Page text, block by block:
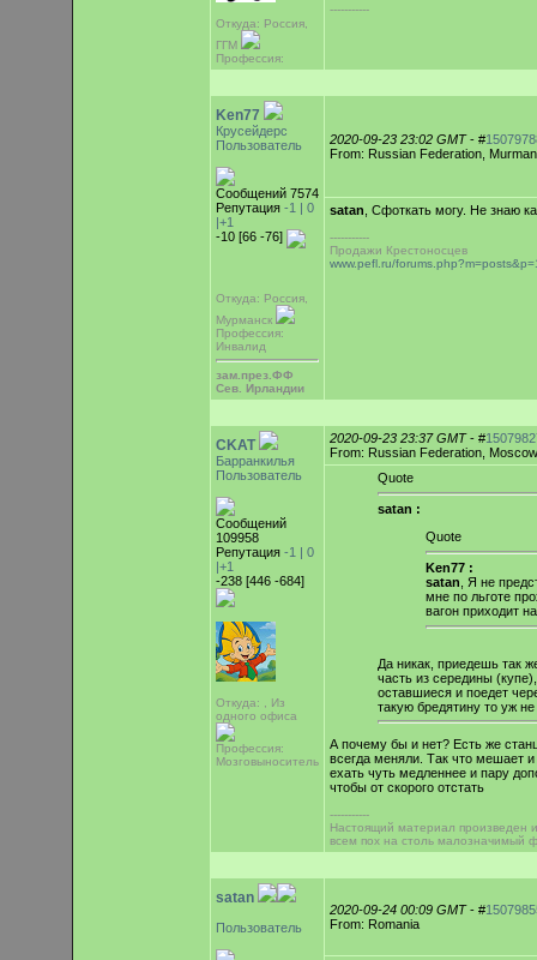
Откуда: Россия,
ГГМ
Профессия:
-----------
Ken77
Крусейдерс
Пользователь
Сообщений 7574
Репутация -1 | 0
|+1
-10 [66 -76]
Откуда: Россия,
Мурманск
Профессия:
Инвалид
зам.през.ФФ
Сев. Ирландии
2020-09-23 23:02 GMT- #
From: Russian Federation,
satan , Сфоткать могу. Не знаю
-----------
Продажи Крестоносцев
www.pefl.ru/
CKAT
Барранкилья
Пользователь
Сообщений
109958
Репутация -1 | 0
|+1
-238 [446 -684]
Откуда: , Из
одного офиса
Профессия:
Мозговыноситель
2020-09-23 23:37 GMT- #
From: Russian Federation, Moscow
Quote
satan :
Quote
Ken77 :
satan , Я не
мне по льготе
вагон приходит
Да никак, приедешь так
часть из середины
оставшиеся и поедет
такую бредятину то уж
А почему бы и нет? Есть же
всегда меняли. Так что мешает и
ехать чуть медленнее и пару
чтобы от скорого отстать
-----------
Настоящий материал произведен
всем пох на столь малозначимый
satan
Пользователь
2020-09-24 00:09 GMT- #
From: Romania